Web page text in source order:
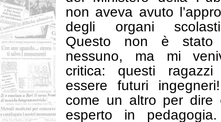
non aveva avuto
degli organi
Questo non è
nessuno, ma mi
critica: questi
essere futuri
come un altro per dire
esperto in